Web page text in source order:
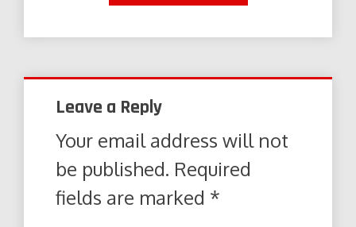
Leave a Reply
Your email address will not
be published. Required
fields are marked *